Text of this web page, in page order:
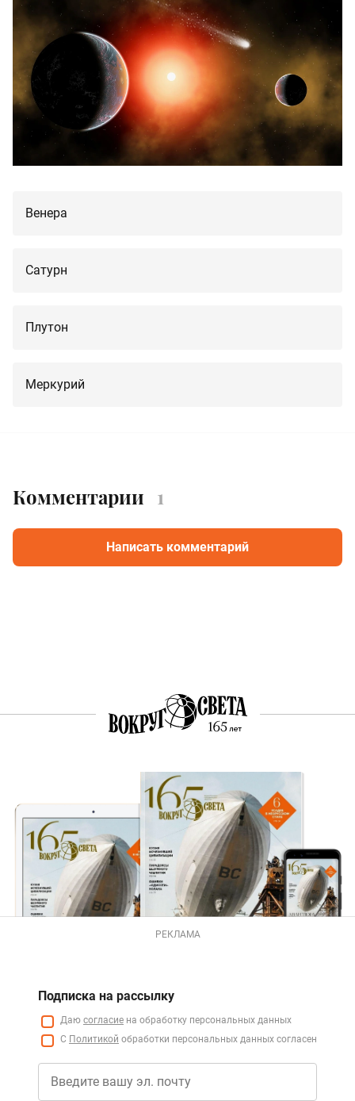
Венера
Сатурн
Плутон
Меркурий
Комментарии 1
Написать комментарий
РЕКЛАМА
Подписка на рассылку
Даю согласие на обработку персональных данных
С Политикой обработки персональных данных согласен